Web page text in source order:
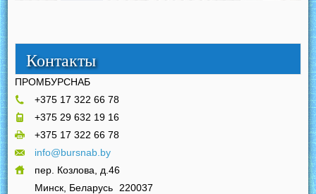
Контакты
ПРОМБУРСНАБ
+375 17 322 66 78
+375 29 632 19 16
+375 17 322 66 78
info@bursnab.by
пер. Козлова, д.46
Минск, Беларусь
220037